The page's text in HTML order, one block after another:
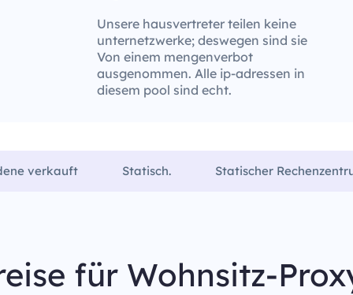
Unsere hausvertreter teilen keine
unternetzwerke; deswegen sind sie
Von einem mengenverbot
ausgenommen. Alle ip-adressen in
diesem pool sind echt.
verkauft Statisch. Statischer
für Wohnsitz-